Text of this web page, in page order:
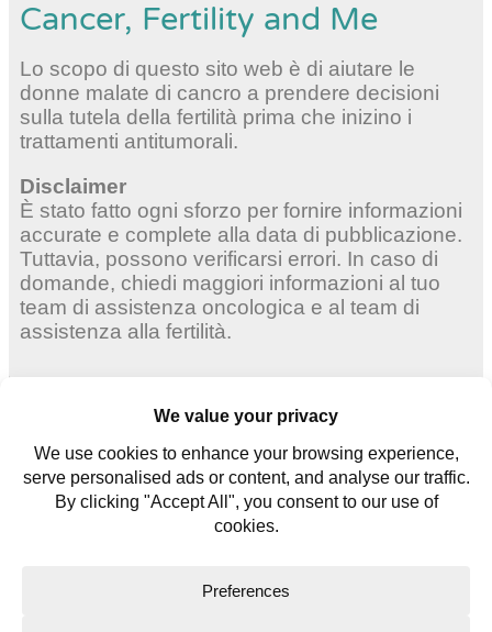
Cancer, Fertility and Me
Lo scopo di questo sito web è di aiutare le
donne malate di cancro a prendere decisioni
sulla tutela della fertilità prima che inizino i
trattamenti antitumorali.
Disclaimer
È stato fatto ogni sforzo per fornire informazioni
accurate e complete alla data di pubblicazione.
Tuttavia, possono verificarsi errori. In caso di
domande, chiedi maggiori informazioni al tuo
team di assistenza oncologica e al team di
assistenza alla fertilità.
Giovani uomini
Contattaci